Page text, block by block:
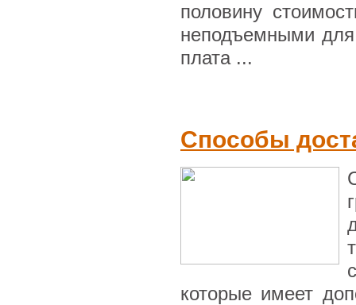
половину
неподъемными для
плата ...
Способы
которые имеет